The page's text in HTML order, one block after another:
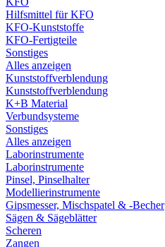
Hilfsmittel für KFO
KFO-Kunststoffe
KFO-Fertigteile
Sonstiges
Alles anzeigen
Kunststoffverblendung
Kunststoffverblendung
K+B Material
Verbundsysteme
Sonstiges
Alles anzeigen
Laborinstrumente
Laborinstrumente
Pinsel, Pinselhalter
Modellierinstrumente
Gipsmesser, Mischspatel & -Becher
Sägen & Sägeblätter
Scheren
Zangen